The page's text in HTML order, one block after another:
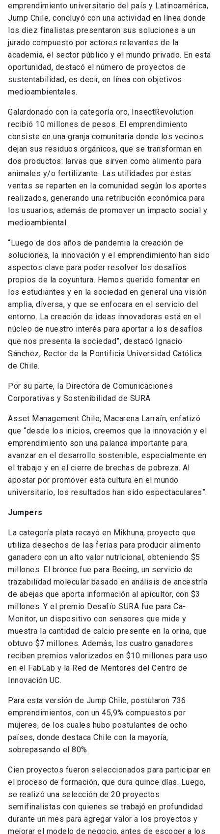
emprendimiento universitario del país y Latinoamérica,
Jump Chile, concluyó con una actividad en línea donde
los diez finalistas presentaron sus soluciones a un
jurado compuesto por actores relevantes de la
academia, el sector público y el mundo privado. En esta
oportunidad, destacó el número de proyectos de
sustentabilidad, es decir, en línea con objetivos
medioambientales.
Galardonado con la categoría oro, InsectRevolution
recibió 10 millones de pesos. El emprendimiento
consiste en una granja comunitaria donde los vecinos
dejan sus residuos orgánicos, que se transforman en
dos productos: larvas que sirven como alimento para
animales y/o fertilizante. Las utilidades por estas
ventas se reparten en la comunidad según los aportes
realizados, generando una retribución económica para
los usuarios, además de promover un impacto social y
medioambiental.
“Luego de dos años de pandemia la creación de
soluciones, la innovación y el emprendimiento han sido
aspectos clave para poder resolver los desafíos
propios de la coyuntura. Hemos querido fomentar en
los estudiantes y en la sociedad en general una visión
amplia, diversa, y que se enfocara en el servicio del
entorno. La creación de ideas innovadoras está en el
núcleo de nuestro interés para aportar a los desafíos
que nos presenta la sociedad”, destacó Ignacio
Sánchez, Rector de la Pontificia Universidad Católica
de Chile.
Por su parte, la Directora de Comunicaciones
Corporativas y Sostenibilidad de SURA
Asset Management Chile, Macarena Larraín, enfatizó
que “desde los inicios, creemos que la innovación y el
emprendimiento son una palanca importante para
avanzar en el desarrollo sostenible, especialmente en
el trabajo y en el cierre de brechas de pobreza. Al
apostar por promover esta cultura en el mundo
universitario, los resultados han sido espectaculares”.
Jumpers
La categoría plata recayó en Mikhuna, proyecto que
utiliza desechos de las ferias para producir alimento
ganadero con un alto valor nutricional, obteniendo $5
millones. El bronce fue para Beeing, un servicio de
trazabilidad molecular basado en análisis de ancestría
de abejas que aporta información al apicultor, con $3
millones. Y el premio Desafío SURA fue para Ca-
Monitor, un dispositivo con sensores que mide y
muestra la cantidad de calcio presente en la orina, que
obtuvo $7 millones. Además, los cuatro ganadores
reciben premios valorizados en $10 millones para uso
en el FabLab y la Red de Mentores del Centro de
Innovación UC.
Para esta versión de Jump Chile, postularon 736
emprendimientos, con un 45,9% compuestos por
mujeres, de los cuales hubo postulantes de ocho
países, donde destaca Chile con la mayoría,
sobrepasando el 80%.
Cien proyectos fueron seleccionados para participar en
el proceso de formación, que dura quince días. Luego,
se realizó una selección de 20 proyectos
semifinalistas con quienes se trabajó en profundidad
durante un mes para agregar valor a los proyectos y
mejorar el modelo de negocio, antes de escoger a los